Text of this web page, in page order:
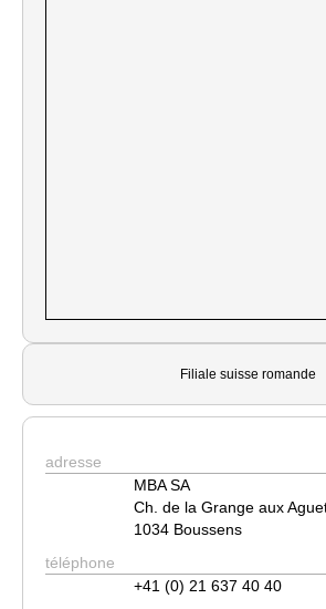
Filiale suisse romande
adresse
MBA SA
Ch. de la Grange aux
1034 Boussens
téléphone
+41 (0) 21 637 40 40